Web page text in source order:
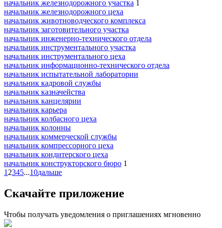
начальник железнодорожного участка 1
начальник железнодорожного цеха
начальник животноводческого комплекса
начальник заготовительного участка
начальник инженерно-технического отдела
начальник инструментального участка
начальник инструментального цеха
начальник информационно-технического отдела
начальник испытательной лаборатории
начальник кадровой службы
начальник казначейства
начальник канцелярии
начальник карьера
начальник колбасного цеха
начальник колонны
начальник коммерческой службы
начальник компрессорного цеха
начальник кондитерского цеха
начальник конструкторского бюро 1
1 2345...10дальше
Скачайте приложение
Чтобы получать уведомления о приглашениях мгновенно